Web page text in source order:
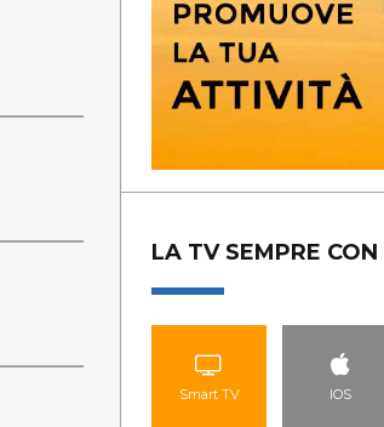
LA TV SEMPRE CON
Smart TV IOS